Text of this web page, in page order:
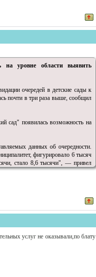
на уровне области выявить
очередей в детские сады к
почти в три раза выше, сообщил
сад" появилась возможность на
данных об очередности.
фигурировало 6 тысяч
стало 8,6 тысячи", — привел
очередности, если не
необходимые меры", — сказал
прогнозирования и
в 2013 году на строительство,
рублей, а также 175 миллиона
услуг не оказывали,по блату